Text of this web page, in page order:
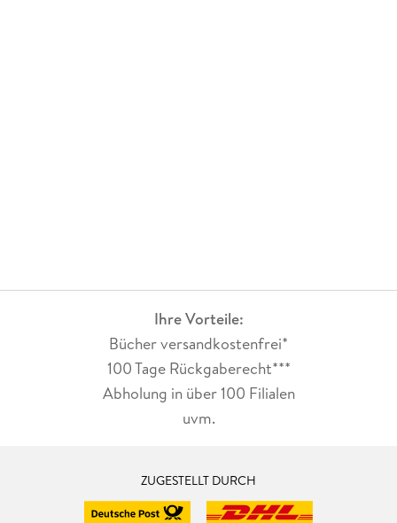
Ihre Vorteile:
Bücher versandkostenfrei*
100 Tage Rückgaberecht***
Abholung in über 100 Filialen
uvm.
ZUGESTELLT DURCH